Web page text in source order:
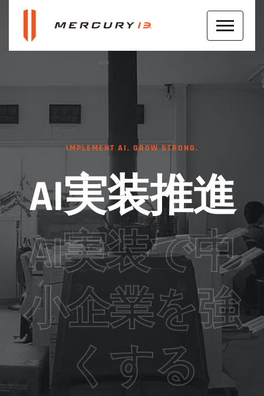
IMPLEMENT AI. GROW STRONG.
AI実装推進
AI実装で中
小企業を強
くする